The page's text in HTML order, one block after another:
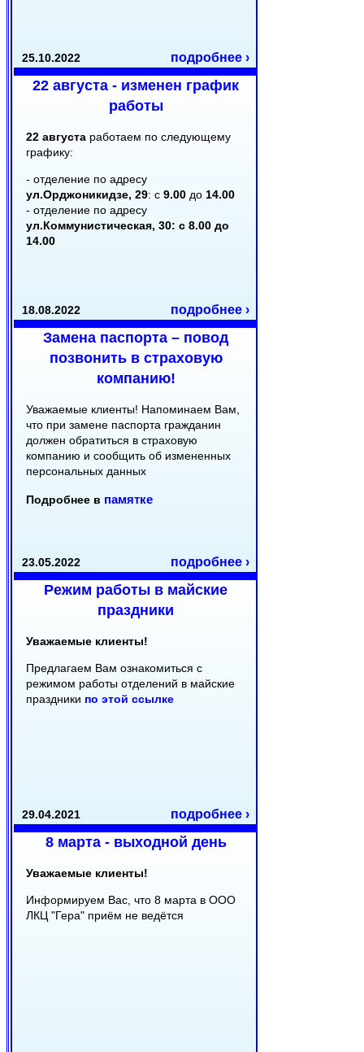
25.10.2022 подробнее ›
22 августа - изменен график
работы
22 августа работаем по следующему
графику:
- отделение по адресу
ул.Орджоникидзе, 29: с 9.00 до 14.00
- отделение по адресу
ул.Коммунистическая, 30: с 8.00 до
14.00
18.08.2022 подробнее ›
Замена паспорта – повод
позвонить в страховую
компанию!
Уважаемые клиенты! Напоминаем Вам,
что при замене паспорта гражданин
должен обратиться в страховую
компанию и сообщить об измененных
персональных данных
Подробнее в памятке
23.05.2022 подробнее ›
Режим работы в майские
праздники
Уважаемые клиенты!
Предлагаем Вам ознакомиться с
режимом работы отделений в майские
праздники по этой ссылке
29.04.2021 подробнее ›
8 марта - выходной день
Уважаемые клиенты!
Информируем Вас, что 8 марта в ООО
ЛКЦ "Гера" приём не ведётся